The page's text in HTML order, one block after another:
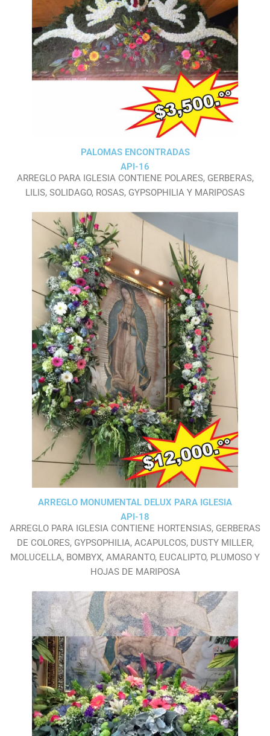
PALOMAS ENCONTRADAS
API-16
ARREGLO PARA IGLESIA CONTIENE POLARES, GERBERAS,
LILIS, SOLIDAGO, ROSAS, GYPSOPHILIA Y MARIPOSAS
ARREGLO MONUMENTAL DELUX PARA IGLESIA
API-18
ARREGLO PARA IGLESIA CONTIENE HORTENSIAS, GERBERAS
DE COLORES, GYPSOPHILIA, ACAPULCOS, DUSTY MILLER,
MOLUCELLA, BOMBYX, AMARANTO, EUCALIPTO, PLUMOSO Y
HOJAS DE MARIPOSA